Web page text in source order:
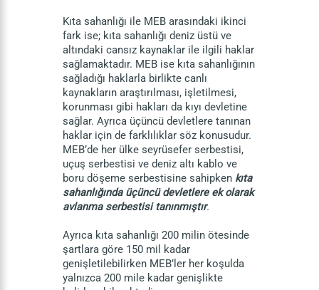
Kıta sahanlığı ile MEB arasındaki ikinci
fark ise; kıta sahanlığı deniz üstü ve
altındaki cansız kaynaklar ile ilgili haklar
sağlamaktadır. MEB ise kıta sahanlığının
sağladığı haklarla birlikte canlı
kaynakların araştırılması, işletilmesi,
korunması gibi hakları da kıyı devletine
sağlar. Ayrıca üçüncü devletlere tanınan
haklar için de farklılıklar söz konusudur.
MEB’de her ülke seyrüsefer serbestisi,
uçuş serbestisi ve deniz altı kablo ve
boru döşeme serbestisine sahipken kıta
sahanlığında üçüncü devletlere ek olarak
avlanma serbestisi tanınmıştır.
Ayrıca kıta sahanlığı 200 milin ötesinde
şartlara göre 150 mil kadar
genişletilebilirken MEB’ler her koşulda
yalnızca 200 mile kadar genişlikte